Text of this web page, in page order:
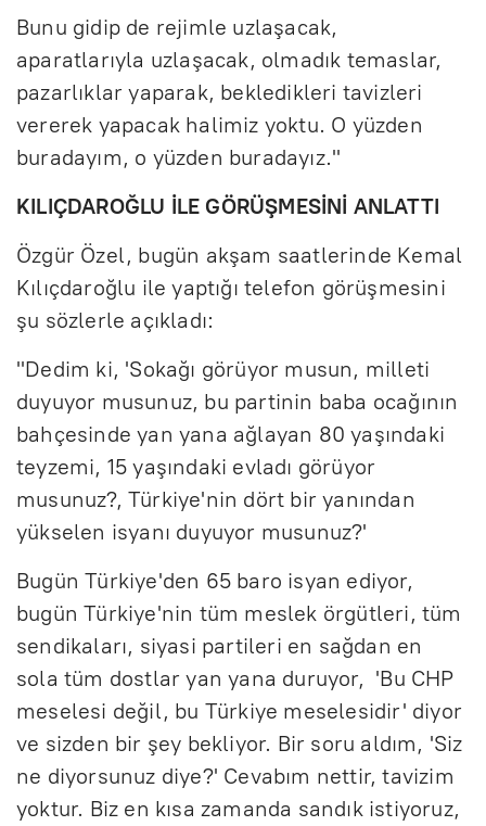
Bunu gidip de rejimle uzlaşacak,
aparatlarıyla uzlaşacak, olmadık temaslar,
pazarlıklar yaparak, bekledikleri tavizleri
vererek yapacak halimiz yoktu. O yüzden
buradayım, o yüzden buradayız."
KILIÇDAROĞLU İLE GÖRÜŞMESİNİ ANLATTI
Özgür Özel, bugün akşam saatlerinde Kemal
Kılıçdaroğlu ile yaptığı telefon görüşmesini
şu sözlerle açıkladı:
"Dedim ki, 'Sokağı görüyor musun, milleti
duyuyor musunuz, bu partinin baba ocağının
bahçesinde yan yana ağlayan 80 yaşındaki
teyzemi, 15 yaşındaki evladı görüyor
musunuz?, Türkiye'nin dört bir yanından
yükselen isyanı duyuyor musunuz?'
Bugün Türkiye'den 65 baro isyan ediyor,
bugün Türkiye'nin tüm meslek örgütleri, tüm
sendikaları, siyasi partileri en sağdan en
sola tüm dostlar yan yana duruyor, 'Bu CHP
meselesi değil, bu Türkiye meselesidir' diyor
ve sizden bir şey bekliyor. Bir soru aldım, 'Siz
ne diyorsunuz diye?' Cevabım nettir, tavizim
yoktur. Biz en kısa zamanda sandık istiyoruz,